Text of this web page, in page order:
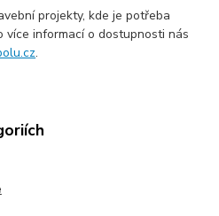
projekty, kde je potřeba
více informací o dostupnosti nás
.